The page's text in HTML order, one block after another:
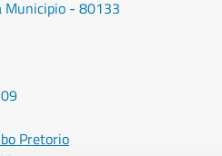
Municipio - 80133
Pretorio